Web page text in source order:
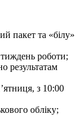
пакет та «білу»
роботи;
результатам
з 10:00
обліку;